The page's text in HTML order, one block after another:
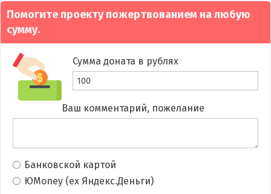
Помогите проекту пожертвованием на любую
сумму.
Сумма доната в рублях
Ваш комментарий, пожелание
Банковской картой
ЮMoney (ex Яндекс.Деньги)